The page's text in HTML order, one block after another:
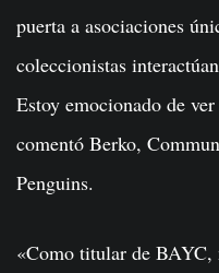
puerta a asociaciones
coleccionistas
Estoy emocionado de
comentó Berko,
Penguins.
«Como titular de BAYC,